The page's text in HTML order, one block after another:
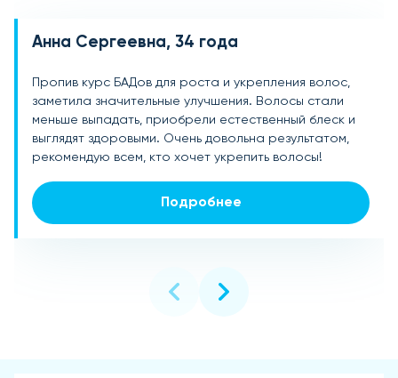
Анна Сергеевна, 34 года
Пропив курс БАДов для роста и укрепления волос,
заметила значительные улучшения. Волосы стали
меньше выпадать, приобрели естественный блеск и
выглядят здоровыми. Очень довольна результатом,
рекомендую всем, кто хочет укрепить волосы!
Подробнее
Ольга Петровна, 41 год
Долго искала средство для укрепления волос, и эти
БАДы отлично помогли! Волосы стали гуще, меньше
выпадают и выглядят гораздо лучше. Прекрасный
результат за доступную цену.
Подробнее
Екатерина Михайловна, 29 лет
После стресса сильно выпадали волосы, но БАДы
помогли справиться с этой проблемой. Волосы
стали крепкими, мягкими и послушными, рост заметно
ускорился. Уже порекомендовала подругам!
Подробнее